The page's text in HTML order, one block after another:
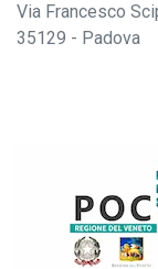
Via Francesco
35129 - Padova